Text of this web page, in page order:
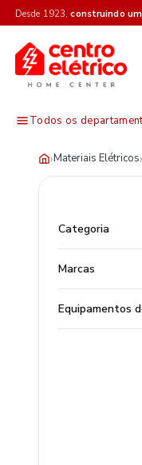
Desde 1923,construindo
Todos os
›Materiais Elétricos›
Categoria
Marcas
Equipamentos